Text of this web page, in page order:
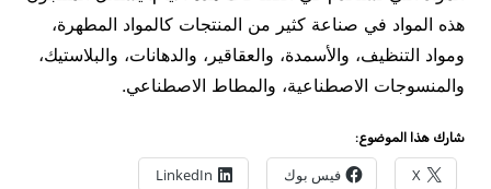
هذه المواد في صناعة كثير من المنتجات كالمواد المطهرة،
ومواد التنظيف، والأسمدة، والعقاقير، والدهانات، والبلاستيك،
والمنسوجات الاصطناعية، والمطاط الاصطناعي.
شارك هذا الموضوع:
X فيس بوك LinkedIn